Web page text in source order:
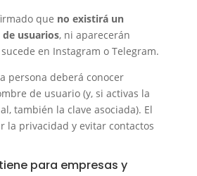
que no existirá un
usuarios, ni aparecerán
en Instagram o Telegram.
persona deberá conocer
de usuario (y, si activas la
también la clave asociada). El
la privacidad y evitar contactos
para empresas y